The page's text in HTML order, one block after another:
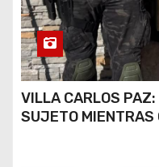
VILLA CARLOS PAZ:
SUJETO MIENTRAS